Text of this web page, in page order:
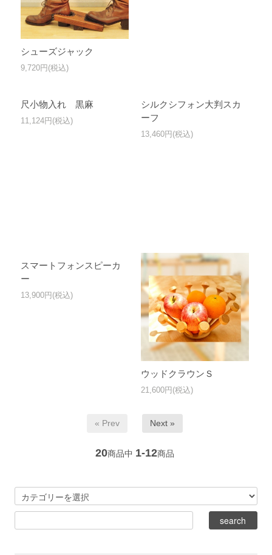
シューズジャック
9,720円(税込)
尺小物入れ 黒麻
11,124円(税込)
シルクシフォン大判スカ
ーフ
13,460円(税込)
スマートフォンスピーカ
ー
13,900円(税込)
ウッドクラウンＳ
21,600円(税込)
« Prev Next »
20商品中 1-12商品